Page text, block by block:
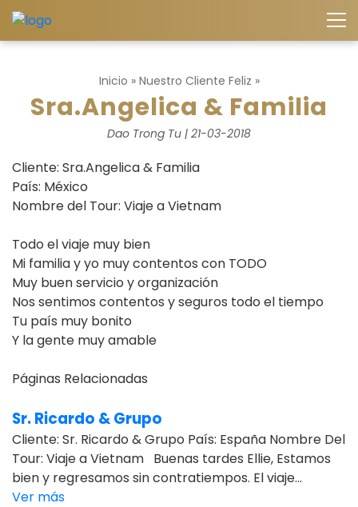
Inicio » Nuestro Cliente Feliz »
Sra.Angelica & Familia
Dao Trong Tu | 21-03-2018
Cliente: Sra.Angelica & Familia
País: México
Nombre del Tour: Viaje a Vietnam
Todo el viaje muy bien
Mi familia y yo muy contentos con TODO
Muy buen servicio y organización
Nos sentimos contentos y seguros todo el tiempo
Tu país muy bonito
Y la gente muy amable
Páginas Relacionadas
Sr. Ricardo & Grupo
Cliente: Sr. Ricardo & Grupo País: España Nombre Del
Tour: Viaje a Vietnam Buenas tardes Ellie, Estamos
bien y regresamos sin contratiempos. El viaje...
Ver más